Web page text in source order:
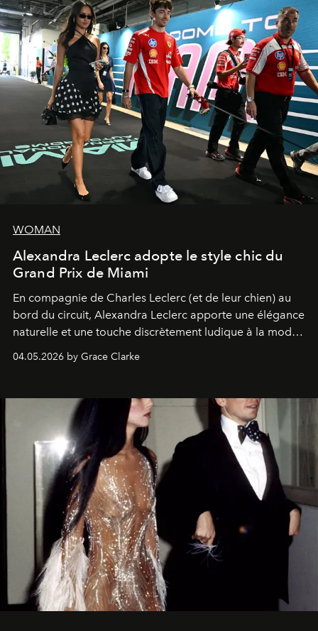
WOMAN
Alexandra Leclerc adopte le style chic du
Grand Prix de Miami
En compagnie de Charles Leclerc (et de leur chien) au
bord du circuit, Alexandra Leclerc apporte une élégance
naturelle et une touche discrètement ludique à la mode
04.05.2026 by Grace Clarke